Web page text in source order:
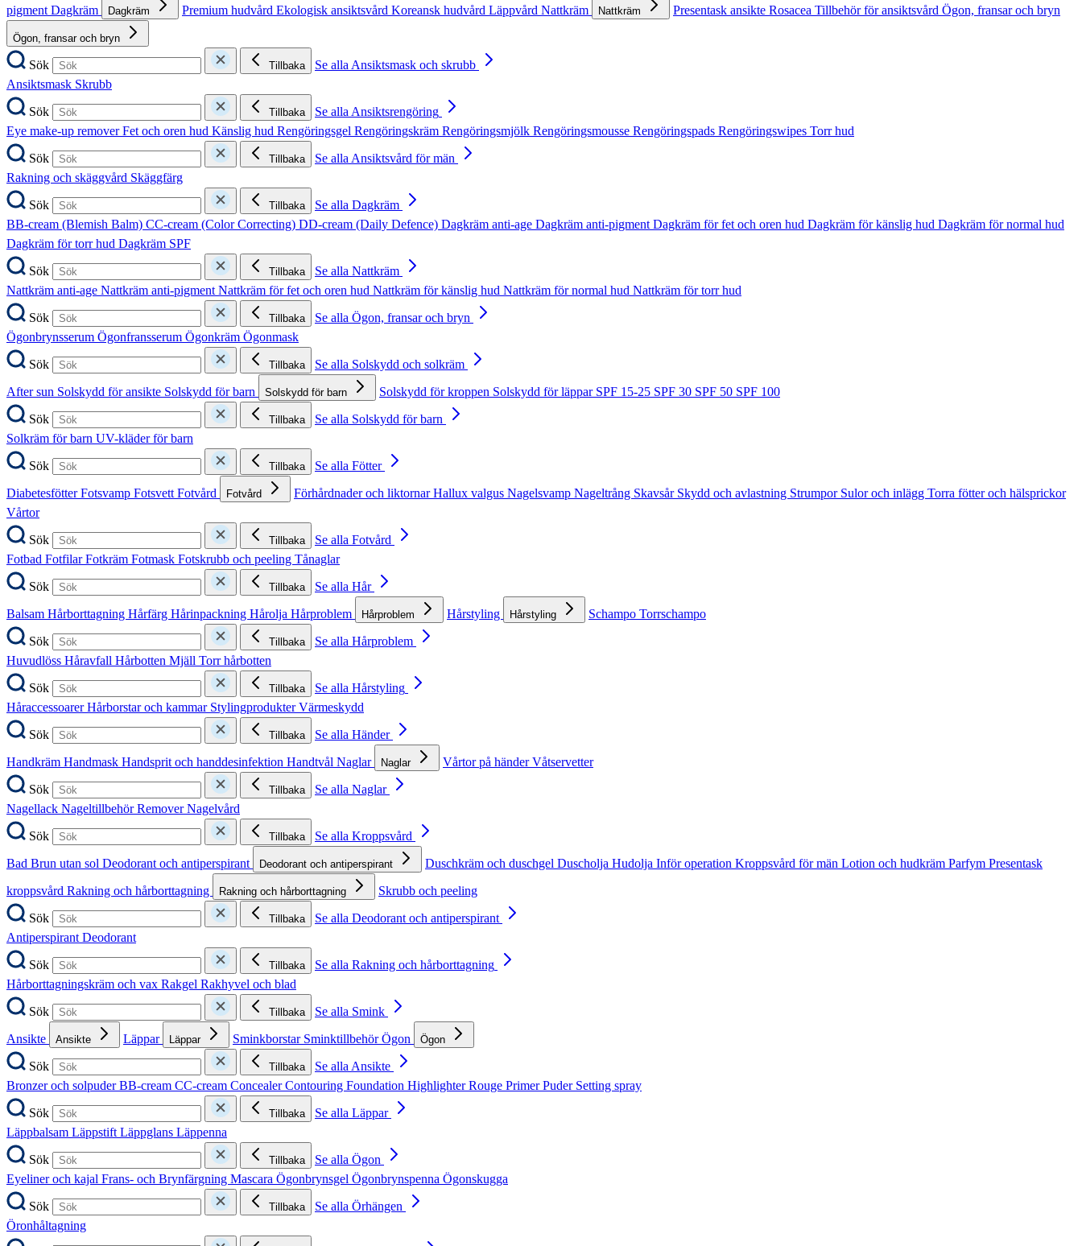
pigment Dagkräm Dagkräm Premium hudvård Ekologisk ansiktsvård Koreansk hudvård Läppvård Nattkräm Nattkräm Presentask ansikte Rosacea Tillbehör för ansiktsvård Ögon, fransar och bryn
Ögon, fransar och bryn
Sök Tillbaka
Se alla Ansiktsmask och skrubb
Ansiktsmask Skrubb
Sök
Tillbaka
Se alla Ansiktsrengöring
Eye make-up removerFet och oren hud Känslig hud Rengöringsgel Rengöringskräm Rengöringsmjölk Rengöringsmousse Rengöringspads Rengöringswipes Torr hud
Sök
Tillbaka
Se alla Ansiktsvård för män
Rakning och skäggvård Skäggfärg
Sök
Tillbaka
Se alla Dagkräm
BB-cream (Blemish Balm) CC-cream (Color Correcting) DD-cream (Daily Defence) Dagkräm anti-age Dagkräm anti-pigment Dagkräm för fet och oren hud Dagkräm för känslig hud Dagkräm för normal hud
Dagkräm för torr hud Dagkräm SPF
Sök
Tillbaka
Se alla Nattkräm
Nattkräm anti-age Nattkräm anti-pigment Nattkräm för fet och oren hud Nattkräm för känslig hud Nattkräm för normal hud Nattkräm för torr hud
Sök
Tillbaka
Se alla Ögon, fransar och bryn
Ögonbrynsserum Ögonfransserum Ögonkräm Ögonmask
Sök
Tillbaka
Se alla Solskydd och solkräm
After sun Solskydd för ansikte Solskydd för barn Solskydd för barn Solskydd för kroppen Solskydd för läppar SPF 15-25 SPF 30 SPF 50 SPF 100
Sök
Tillbaka
Se alla Solskydd för barn
Solkräm för barn UV-kläder för barn
Sök
Tillbaka
Se alla Fötter
DiabetesfötterFotsvamp Fotsvett Fotvård Fotvård Förhårdnader och liktornarHallux valgus Nagelsvamp Nageltrång Skavsår Skydd och avlastning Strumpor Sulor och inlägg Torra fötter och hälsprickor
Vårtor
Sök
Tillbaka
Se alla Fotvård
Fotbad FotfilarFotkräm Fotmask Fotskrubb och peeling Tånaglar
Sök
Tillbaka
Se alla Hår
Balsam Hårborttagning Hårfärg Hårinpackning Hårolja Hårproblem Hårproblem Hårstyling Hårstyling Schampo Torrschampo
Sök
Tillbaka
Se alla Hårproblem
Huvudlöss Håravfall Hårbotten Mjäll Torr hårbotten
Sök
Tillbaka
Se alla Hårstyling
HåraccessoarerHårborstar och kammar StylingprodukterVärmeskydd
Sök
Tillbaka
Se alla Händer
Handkräm Handmask Handsprit och handdesinfektion Handtvål Naglar Naglar Vårtor på händerVåtservetter
Sök
Tillbaka
Se alla Naglar
Nagellack NageltillbehörRemoverNagelvård
Sök
Tillbaka
Se alla Kroppsvård
Bad Brun utan sol Deodorant och antiperspirant Deodorant och antiperspirant Duschkräm och duschgel Duscholja Hudolja Inför operation Kroppsvård för män Lotion och hudkräm Parfym Presentask
kroppsvård Rakning och hårborttagning Rakning och hårborttagning
Skrubb och peeling
Sök
Tillbaka
Se alla Deodorant och antiperspirant
Antiperspirant Deodorant
Sök
Tillbaka
Se alla Rakning och hårborttagning
Hårborttagningskräm och vax Rakgel Rakhyvel och blad
Sök
Tillbaka
Se alla Smink
Ansikte
Ansikte Läppar Läppar Sminkborstar SminktillbehörÖgon Ögon
Sök Tillbaka
Se alla Ansikte
Bronzer och solpuderBB-cream CC-cream ConcealerContouring Foundation HighlighterRouge PrimerPuder Setting spray
Sök
Tillbaka
Se alla Läppar
Läppbalsam Läppstift Läppglans Läppenna
Sök
Tillbaka
Se alla Ögon
Eyeliner och kajal Frans- och Brynfärgning Mascara Ögonbrynsgel Ögonbrynspenna Ögonskugga
Sök
Tillbaka
Se alla Örhängen
Öronhåltagning